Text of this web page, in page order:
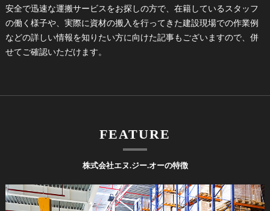
安全で迅速な運搬サービスをお探しの方で、在籍しているスタッフ
の働く様子や、実際に資材の搬入を行ってきた建設現場での作業例
などの詳しい情報を知りたい方に向けた記事もございますので、併
せてご確認いただけます。
株式会社エヌ.ジー.オーの特徴
FEATURE